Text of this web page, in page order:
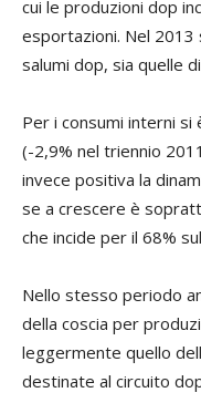
cui le produzioni dop
esportazioni. Nel 2013
salumi dop, sia quelle
Per i consumi interni
(-2,9% nel triennio
invece positiva la
se a crescere è
che incide per il 68%
Nello stesso periodo
della coscia per
leggermente quello
destinate al circuito